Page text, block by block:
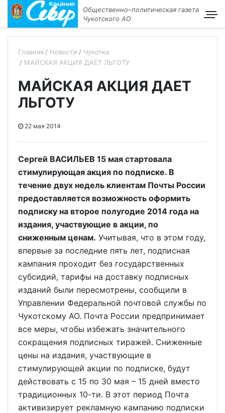
Общественно–политическая газета
Чукотского АО
Главная Новости
Чукотка
МАЙСКАЯ АКЦИЯ ДАЕТ ЛЬГОТУ
МАЙСКАЯ АКЦИЯ ДАЕТ
ЛЬГОТУ
22 мая 2014
Сергей ВАСИЛЬЕВ 15 мая стартовала
стимулирующая акция по подписке. В
течение двух недель клиентам Почты России
предоставляется возможность оформить
подписку на второе полугодие 2014 года на
издания, участвующие в акции, по
сниженным ценам. Учитывая, что в этом году,
впервые за последние пять лет, подписная
кампания проходит без государственных
субсидий, тарифы на доставку подписных
изданий были пересмотрены, сообщили в
Управлении Федеральной почтовой службы по
Чукотскому АО. Почта России предпринимает
все меры, чтобы избежать значительного
сокращения подписных тиражей. Сниженные
цены на издания, участвующие в
стимулирующей акции по подписке, будут
действовать с 15 по 30 мая – 15 дней вместо
традиционных 10-ти. В этот период Почта
активизирует рекламную кампанию подписки